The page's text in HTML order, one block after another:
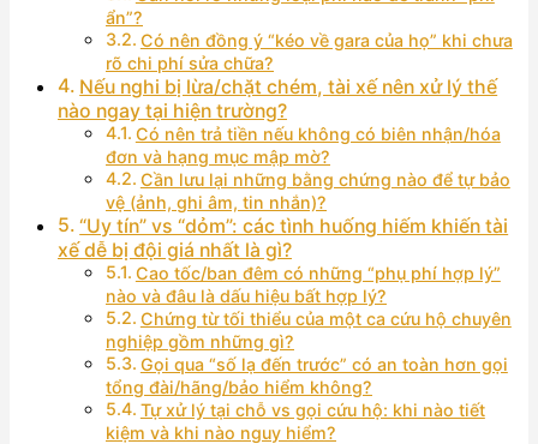
ẩn”?
Có nên đồng ý “kéo về gara của họ” khi chưa
rõ chi phí sửa chữa?
Nếu nghi bị lừa/chặt chém, tài xế nên xử lý thế
nào ngay tại hiện trường?
Có nên trả tiền nếu không có biên nhận/hóa
đơn và hạng mục mập mờ?
Cần lưu lại những bằng chứng nào để tự bảo
vệ (ảnh, ghi âm, tin nhắn)?
“Uy tín” vs “dỏm”: các tình huống hiếm khiến tài
xế dễ bị đội giá nhất là gì?
Cao tốc/ban đêm có những “phụ phí hợp lý”
nào và đâu là dấu hiệu bất hợp lý?
Chứng từ tối thiểu của một ca cứu hộ chuyên
nghiệp gồm những gì?
Gọi qua “số lạ đến trước” có an toàn hơn gọi
tổng đài/hãng/bảo hiểm không?
Tự xử lý tại chỗ vs gọi cứu hộ: khi nào tiết
kiệm và khi nào nguy hiểm?